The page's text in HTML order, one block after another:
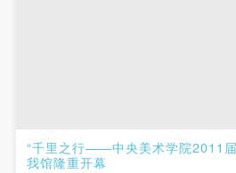
“千里之行——中央美术学院2011
我馆隆重开幕